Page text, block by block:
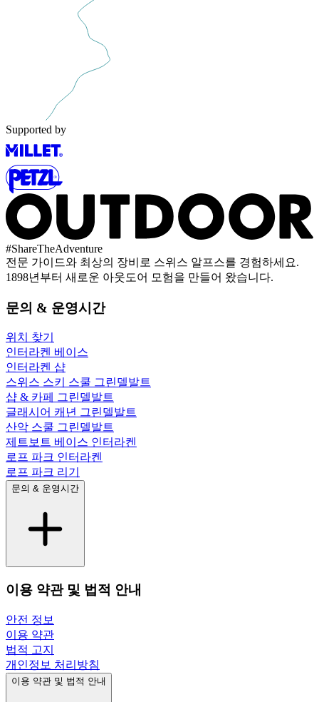
Supported by
#ShareTheAdventure
전문 가이드와 최상의 장비로 스위스 알프스를 경험하세요.
1898년부터 새로운 아웃도어 모험을 만들어 왔습니다.
문의 & 운영시간
위치 찾기
인터라켄 베이스
인터라켄 샵
스위스 스키 스쿨 그린델발트
샵 & 카페 그린델발트
글래시어 캐년 그린델발트
산악 스쿨 그린델발트
제트보트 베이스 인터라켄
로프 파크 인터라켄
로프 파크 리기
문의 & 운영시간
이용 약관 및 법적 안내
안전 정보
이용 약관
법적 고지
개인정보 처리방침
이용 약관 및 법적 안내